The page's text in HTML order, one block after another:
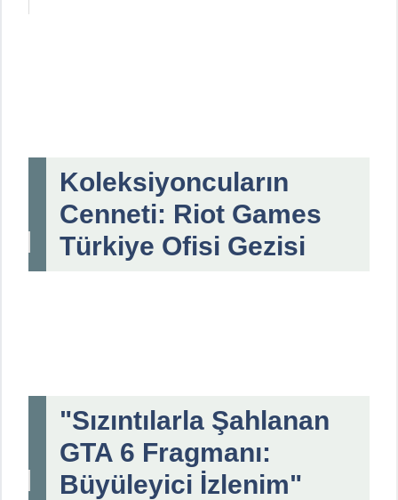
Koleksiyoncuların
Cenneti: Riot Games
Türkiye Ofisi Gezisi
"Sızıntılarla Şahlanan
GTA 6 Fragmanı:
Büyüleyici İzlenim"